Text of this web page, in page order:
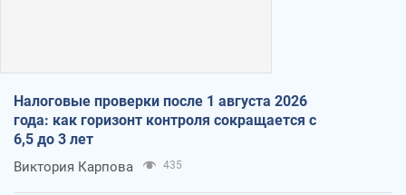
Налоговые проверки после 1 августа 2026
года: как горизонт контроля сокращается с
6,5 до 3 лет
Виктория Карпова 435